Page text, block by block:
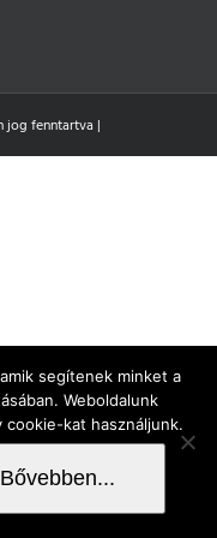
jog fenntartva |
segítenek minket a
Weboldalunk
cookie-kat használjunk.
Bővebben...